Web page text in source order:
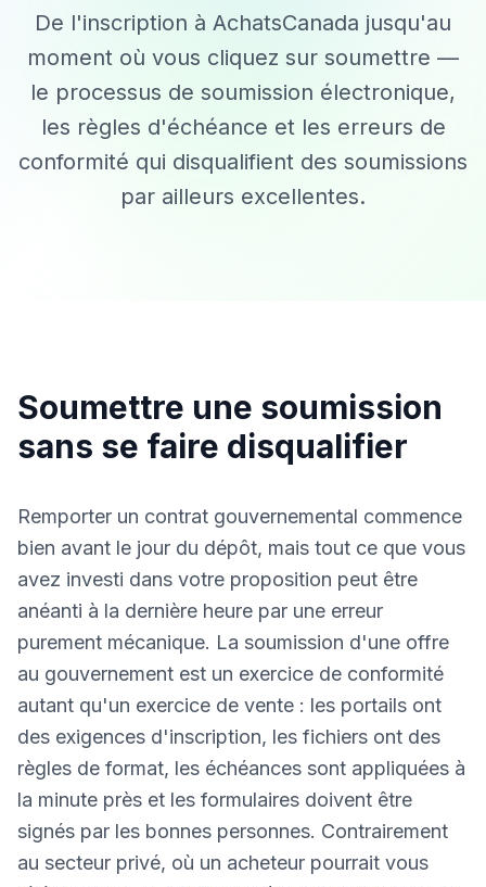
De l'inscription à AchatsCanada jusqu'au
moment où vous cliquez sur soumettre —
le processus de soumission électronique,
les règles d'échéance et les erreurs de
conformité qui disqualifient des soumissions
par ailleurs excellentes.
Soumettre une soumission
sans se faire disqualifier
Remporter un contrat gouvernemental commence
bien avant le jour du dépôt, mais tout ce que vous
avez investi dans votre proposition peut être
anéanti à la dernière heure par une erreur
purement mécanique. La soumission d'une offre
au gouvernement est un exercice de conformité
autant qu'un exercice de vente : les portails ont
des exigences d'inscription, les fichiers ont des
règles de format, les échéances sont appliquées à
la minute près et les formulaires doivent être
signés par les bonnes personnes. Contrairement
au secteur privé, où un acheteur pourrait vous